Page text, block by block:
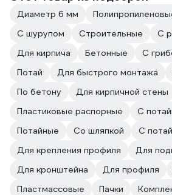
Диаметр 6 мм
С шурупом
Строительные
С
Для кирпича
Бетонные
С
Потай
Для быстрого монтажа
По бетону
Для кирпичной стены
Пластиковые распорные
С
Потайные
Со шляпкой
С
Для крепления профиля
Для
Для кронштейна
Для профиля
Пластмассовые
Пачки